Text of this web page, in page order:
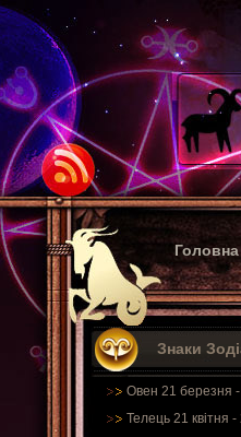
Головна
Знаки
Овен 21 березня -
Телець 21 квітня